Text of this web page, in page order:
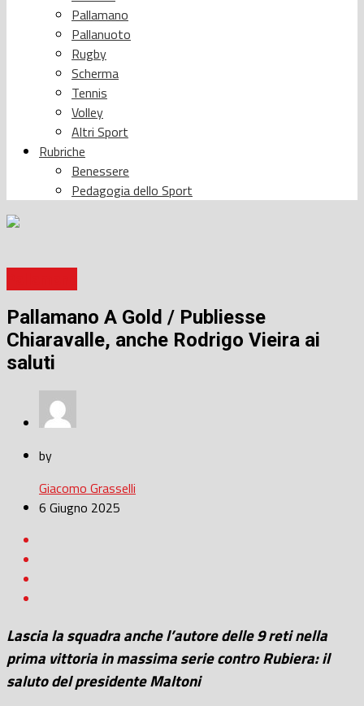
Pallamano
Pallanuoto
Rugby
Scherma
Tennis
Volley
Altri Sport
Rubriche
Benessere
Pedagogia dello Sport
Pallamano A Gold / Publiesse
Chiaravalle, anche Rodrigo Vieira ai
saluti
by
Giacomo Grasselli
6 Giugno 2025
Lascia la squadra anche l’autore delle 9 reti nella
prima vittoria in massima serie contro Rubiera: il
saluto del presidente Maltoni